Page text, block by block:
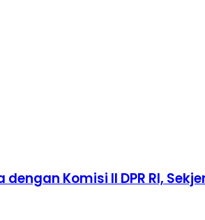
Komisi II DPR RI,